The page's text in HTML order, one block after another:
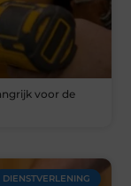
voor de
DIENSTVERLENING